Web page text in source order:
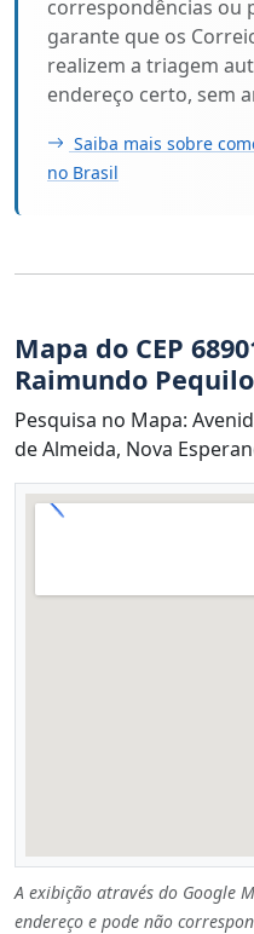
correspondências ou
garante que os
realizem a triagem
endereço certo, sem
Saiba mais sobre
no Brasil
Mapa do CEP
Raimundo
Pesquisa no Mapa:
de Almeida, Nova
A exibição através do Google
endereço e pode não